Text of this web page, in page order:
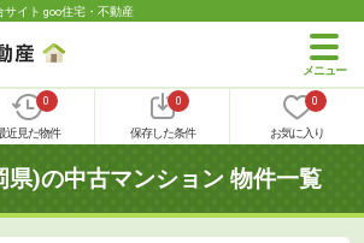
サイト goo住宅・不動産
0
近見た物件
0
保存した条件
0
お気に入り
県)の中古マンション 物件一覧